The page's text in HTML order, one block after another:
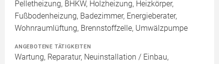
Pelletheizung, BHKW, Holzheizung, Heizkörper,
Fußbodenheizung, Badezimmer, Energieberater,
Wohnraumlüftung, Brennstoffzelle, Umwälzpumpe
ANGEBOTENE TÄTIGKEITEN
Wartung, Reparatur, Neuinstallation / Einbau,